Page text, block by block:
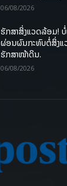
06/08/2026
ຮັກສາສິ່ງແວດລ້ອມ!
ຜ່ອນຜົນກະທົບຕໍ່ສິ່ງ
ຮັກສາໜ້າດິນ.
06/08/2026